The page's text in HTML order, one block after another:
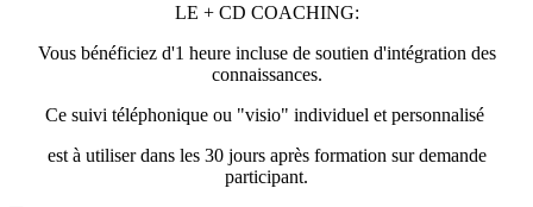
LE + CD COACHING:
Vous bénéficiez d'1 heure incluse de soutien d'intégration des
connaissances.
Ce suivi téléphonique ou "visio" individuel et personnalisé
est à utiliser dans les 30 jours après formation sur demande
participant.